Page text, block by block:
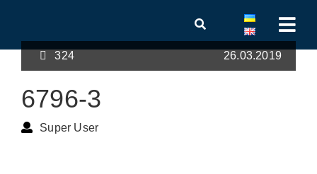
324 26.03.2019
6796-3
Super User